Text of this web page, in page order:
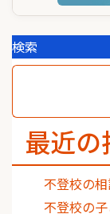
検索
最近の
不登校の
不登校の